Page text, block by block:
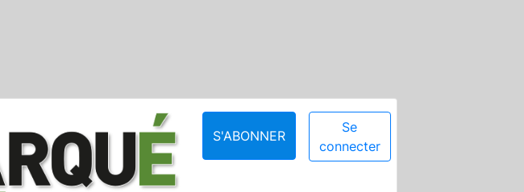
S'ABONNER
Se
connecter